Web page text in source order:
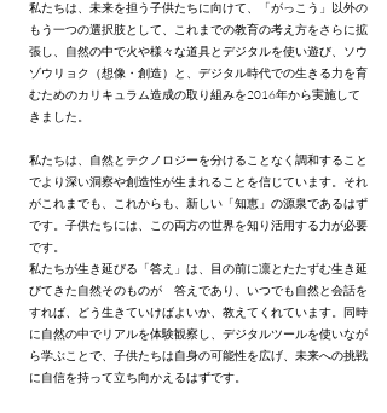
私たちは、未来を担う子供たちに向けて、「がっこう」以外の
もう一つの選択肢として、これまでの教育の考え方をさらに拡
張し、自然の中で火や様々な道具とデジタルを使い遊び、ソウ
ゾウリョク（想像・創造）と、デジタル時代での生きる力を育
むためのカリキュラム造成の取り組みを2016年から実施して
きました。
私たちは、自然とテクノロジーを分けることなく調和すること
でより深い洞察や創造性が生まれることを信じています。それ
がこれまでも、これからも、新しい「知恵」の源泉であるはず
です。子供たちには、この両方の世界を知り活用する力が必要
です。
私たちが生き延びる「答え」は、目の前に凛とたたずむ生き延
びてきた自然そのものが 答えであり、いつでも自然と会話を
すれば、どう生きていけばよいか、教えてくれています。同時
に自然の中でリアルを体験観察し、デジタルツールを使いなが
ら学ぶことで、子供たちは自身の可能性を広げ、未来への挑戦
に自信を持って立ち向かえるはずです。